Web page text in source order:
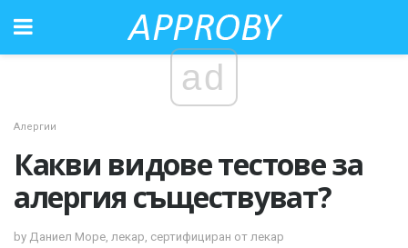
ad
Алергии
Какви видове тестове за
алергия съществуват?
by Даниел Море, лекар, сертифициран от лекар